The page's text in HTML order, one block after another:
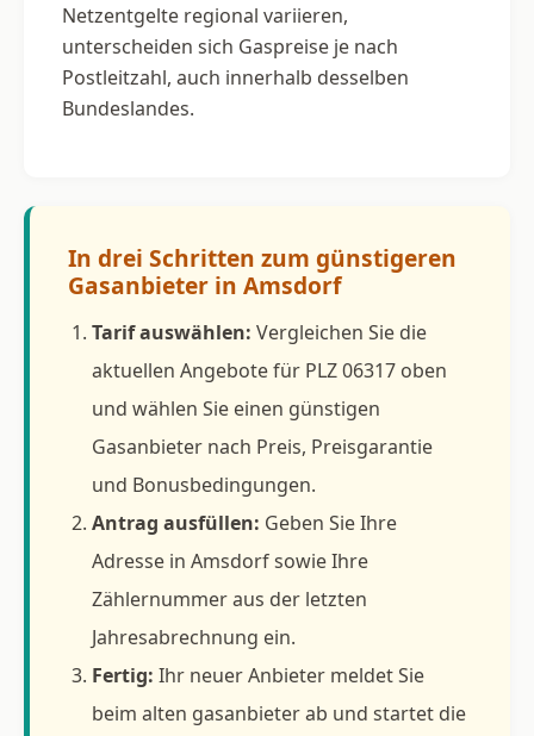
Netzentgelte regional variieren,
unterscheiden sich Gaspreise je nach
Postleitzahl, auch innerhalb desselben
Bundeslandes.
In drei Schritten zum günstigeren
Gasanbieter in Amsdorf
Tarif auswählen: Vergleichen Sie die
aktuellen Angebote für PLZ 06317 oben
und wählen Sie einen günstigen
Gasanbieter nach Preis, Preisgarantie
und Bonusbedingungen.
Antrag ausfüllen: Geben Sie Ihre
Adresse in Amsdorf sowie Ihre
Zählernummer aus der letzten
Jahresabrechnung ein.
Fertig: Ihr neuer Anbieter meldet Sie
beim alten gasanbieter ab und startet die